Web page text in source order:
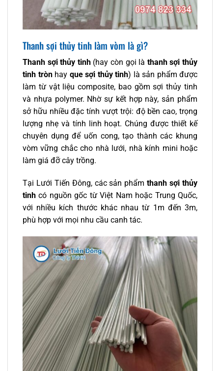
Thanh sợi thủy tinh làm vòm là gì?
Thanh sợi thủy tinh(hay còn gọi là thanh sợi thủy
tinh trònhay que sợi thủy tinh) là sản phẩm được
làm từ vật liệu composite, bao gồm sợi thủy tinh
và nhựa polymer. Nhờ sự kết hợp này, sản phẩm
sở hữu nhiều đặc tính vượt trội: độ bền cao, trọng
lượng nhẹ và tính linh hoạt. Chúng được thiết kế
chuyên dụng để uốn cong, tạo thành các khung
vòm vững chắc cho nhà lưới, nhà kính mini hoặc
làm giá đỡ cây trồng.
Tại Lưới Tiến Đông, các sản phẩmthanh sợi thủy
tinh có nguồn gốc từ Việt Nam hoặc Trung Quốc,
với nhiều kích thước khác nhau từ 1m đến 3m,
phù hợp với mọi nhu cầu canh tác.